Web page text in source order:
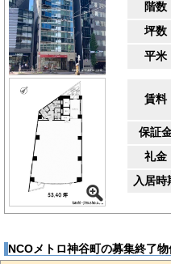
階数
坪数
平米
賃料
保証
礼金
入居時
NCOメトロ神谷町の募集終了物